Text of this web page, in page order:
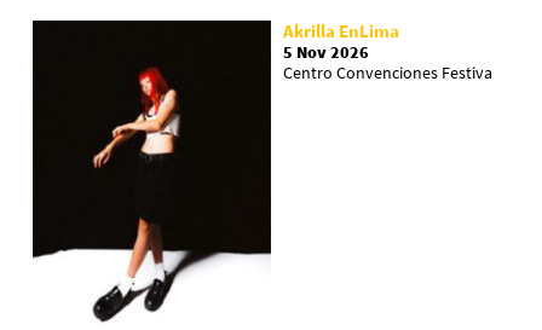
Akrilla EnLima
5 Nov 2026
Centro Convenciones Festiva